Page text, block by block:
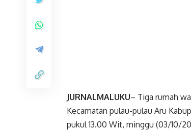
JURNALMALUKU– Tiga rumah
Kecamatan pulau-pulau Aru
pukul 13.00 Wit, minggu (03/10/